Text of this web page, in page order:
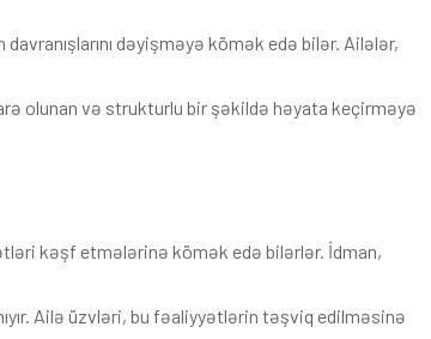
dəyişməyə kömək edə bilər. Ailələr,
olunan və strukturlu bir şəkildə həyata keçirməyə
kəşf etmələrinə kömək edə bilərlər. İdman,
Ailə üzvləri, bu fəaliyyətlərin təşviq edilməsinə